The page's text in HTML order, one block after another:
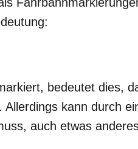
bedeutet dies,
Allerdings kann durch
auch etwas